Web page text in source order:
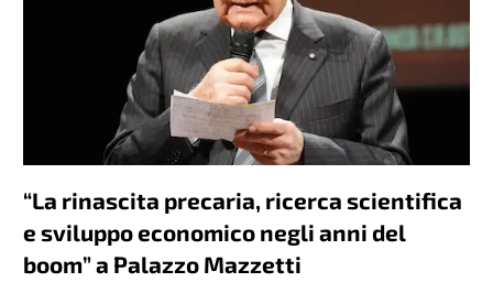
“La rinascita precaria, ricerca scientifica
e sviluppo economico negli anni del
boom” a Palazzo Mazzetti